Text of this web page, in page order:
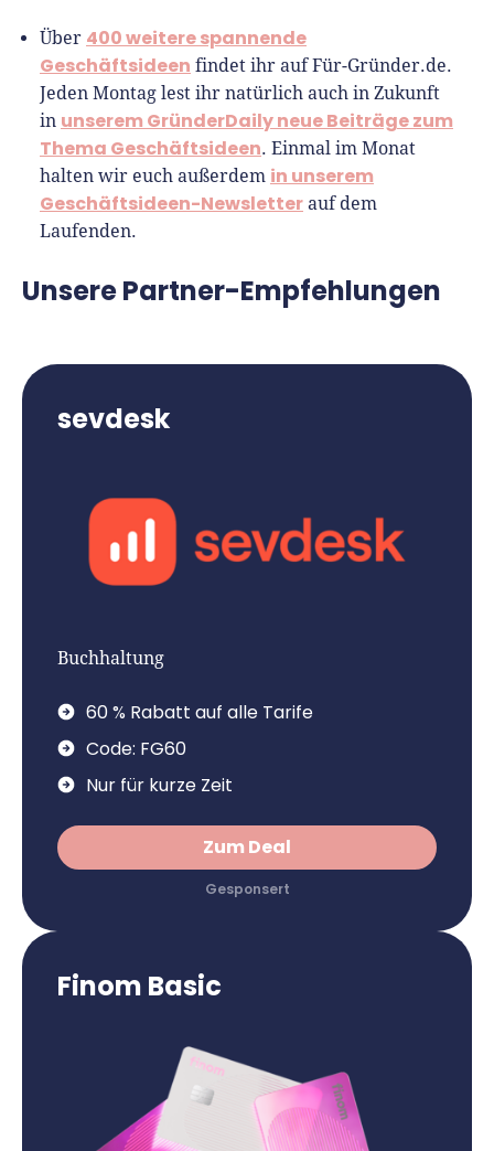
Über 400 weitere spannende
Geschäftsideen findet ihr auf Für-Gründer.de.
Jeden Montag lest ihr natürlich auch in Zukunft
in unserem GründerDaily neue Beiträge zum
Thema Geschäftsideen. Einmal im Monat
halten wir euch außerdem in unserem
Geschäftsideen-Newsletter auf dem
Laufenden.
Unsere Partner-Empfehlungen
sevdesk
Buchhaltung
60 % Rabatt auf alle Tarife
Code: FG60
Nur für kurze Zeit
Zum Deal
Finom Basic